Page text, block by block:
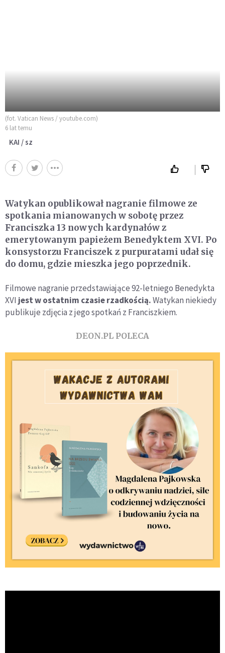
(fot. Vatican News / youtube.com)
6 lat temu
KAI / sz
Watykan opublikował nagranie filmowe ze
spotkania mianowanych w sobotę przez
Franciszka 13 nowych kardynałów z
emerytowanym papieżem Benedyktem XVI. Po
konsystorzu Franciszek z purpuratami udał się
do domu, gdzie mieszka jego poprzednik.
Filmowe nagranie przedstawiające 92-letniego Benedykta
XVI jest w ostatnim czasie rzadkością.Watykan niekiedy
publikuje zdjęcia z jego spotkań z Franciszkiem.
DEON.PL POLECA